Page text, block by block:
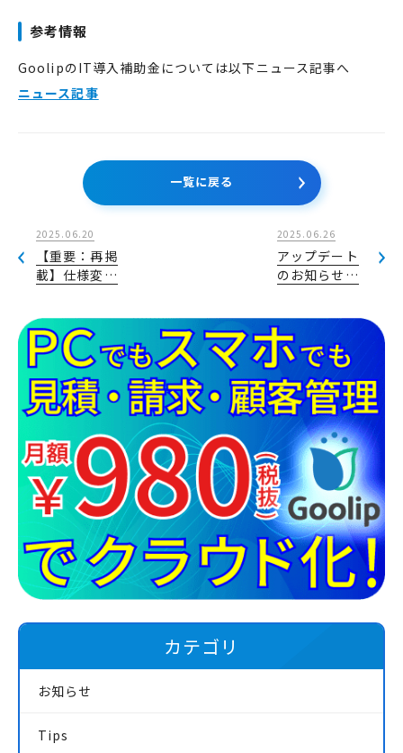
参考情報
GoolipのIT導入補助金については以下ニュース記事へ
ニュース記事
2025.06.20
【重要：再掲
載】仕様変…
一覧に戻る
2025.06.26
アップデート
のお知らせ…
カテゴリ
お知らせ
Tips